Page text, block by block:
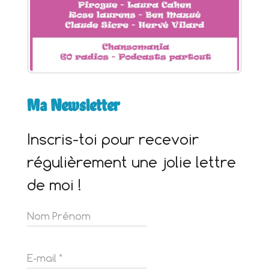
Ma Newsletter
Inscris-toi pour recevoir
régulièrement une jolie lettre
de moi !